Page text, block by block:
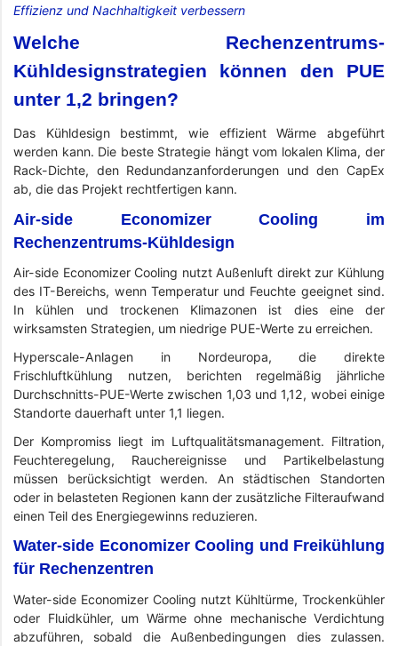
Effizienz und Nachhaltigkeit verbessern
Welche Rechenzentrums-
Kühldesignstrategien können den PUE
unter 1,2 bringen?
Das Kühldesign bestimmt, wie effizient Wärme abgeführt
werden kann. Die beste Strategie hängt vom lokalen Klima, der
Rack-Dichte, den Redundanzanforderungen und den CapEx
ab, die das Projekt rechtfertigen kann.
Air-side Economizer Cooling im
Rechenzentrums-Kühldesign
Air-side Economizer Cooling nutzt Außenluft direkt zur Kühlung
des IT-Bereichs, wenn Temperatur und Feuchte geeignet sind.
In kühlen und trockenen Klimazonen ist dies eine der
wirksamsten Strategien, um niedrige PUE-Werte zu erreichen.
Hyperscale-Anlagen in Nordeuropa, die direkte
Frischluftkühlung nutzen, berichten regelmäßig jährliche
Durchschnitts-PUE-Werte zwischen 1,03 und 1,12, wobei einige
Standorte dauerhaft unter 1,1 liegen.
Der Kompromiss liegt im Luftqualitätsmanagement. Filtration,
Feuchteregelung, Rauchereignisse und Partikelbelastung
müssen berücksichtigt werden. An städtischen Standorten
oder in belasteten Regionen kann der zusätzliche Filteraufwand
einen Teil des Energiegewinns reduzieren.
Water-side Economizer Cooling und Freikühlung
für Rechenzentren
Water-side Economizer Cooling nutzt Kühltürme, Trockenkühler
oder Fluidkühler, um Wärme ohne mechanische Verdichtung
abzuführen, sobald die Außenbedingungen dies zulassen.